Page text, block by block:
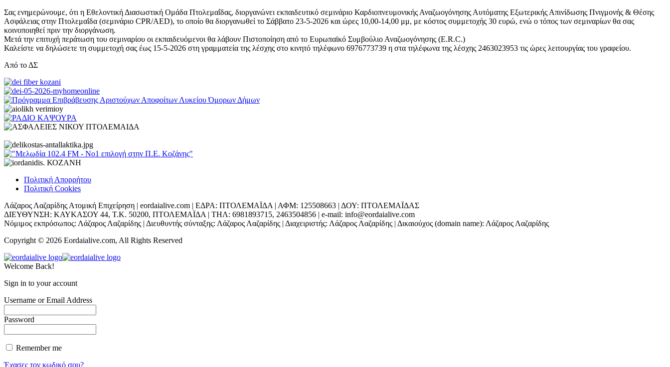
Σας ενημερώνουμε, ότι η Εθελοντική Διασωστική Ομάδα Πτολεμαΐδας, διοργανώνει εκπαιδευτικό σεμινάριο Καρδιοπνευμονικής Αναζωογόνησης Αυτόματης Εξωτερικής Απινίδωσης Πνιγμονής & Θέσης
Ασφάλειας στην Πτολεμαΐδα (σεμινάριο CPR/AED), το οποίο θα διοργανωθεί το Σάββατο 23-5-2026 και ώρες 10,00-14,00 μμ, με κόστος συμμετοχής 30 ευρώ, ενώ ο τόπος των σεμιναρίων θα σας
κοινοποιηθεί πριν την διοργάνωση.
Μετά την επιτυχή περάτωση του σεμιναρίου οι εκπαιδευόμενοι θα λάβουν Πιστοποίηση από το Ευρωπαϊκό Συμβούλιο Αναζωογόνησης (E.R.C.)
Καλείστε να δηλώσετε τη συμμετοχή σας έως 15-5-2026 στη γραμματεία της λέσχης στο κινητό τηλέφωνο 6976773739 η στα τηλέφωνα της λέσχης 2463023953 τις ώρες λειτουργίας του γραφείου.
Από το ΔΣ
Πολιτική Απορρήτου
Πολιτική Cookies
Λάζαρος Λαζαρίδης Ατομική Επιχείρηση | eordaialive.com | ΕΔΡΑ: ΠΤΟΛΕΜΑΪΔΑ | ΑΦΜ: 125508663 | ΔΟΥ: ΠΤΟΛΕΜΑΪΔΑΣ
ΔΙΕΥΘΥΝΣΗ: ΚΑΥΚΑΣΟΥ 44, Τ.Κ. 50200, ΠΤΟΛΕΜΑΪΔΑ | ΤΗΛ: 6981893715, 2463504856 | e-mail: info@eordaialive.com
Νόμιμος εκπρόσωπος: Λάζαρος Λαζαρίδης | Διευθυντής σύνταξης: Λάζαρος Λαζαρίδης | Διαχειριστής: Λάζαρος Λαζαρίδης | Δικαιούχος (domain name): Λάζαρος Λαζαρίδης
Copyright © 2026 Eordaialive.com, All Rights Reserved
Welcome Back!
Sign in to your account
Username or Email Address
Password
Remember me
Έχασες τον κωδικό σου?